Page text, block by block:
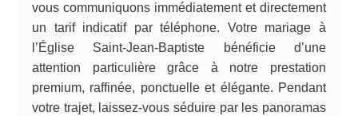
vous communiquons immédiatement et directement
un tarif indicatif par téléphone. Votre mariage à
l’Église Saint-Jean-Baptiste bénéficie d’une
attention particulière grâce à notre prestation
premium, raffinée, ponctuelle et élégante. Pendant
votre trajet, laissez-vous séduire par les panoramas